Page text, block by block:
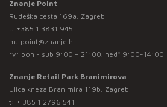
Znanje Point
Rudeška cesta 169a, Zagreb
t: +385 1 3831 945
m: point@znanje.hr
rv: pon - sub 9:00 – 21:00; ned* 9:00-14:00
Znanje Retail Park Branimirova
Ulica kneza Branimira 119b, Zagreb
t: + 385 1 2796 541